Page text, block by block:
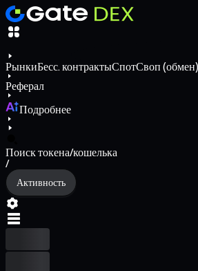
РынкиБесс. контрактыСпотСвоп (обмен)
Реферал
Подробнее
Поиск токена/кошелька
/
Активность